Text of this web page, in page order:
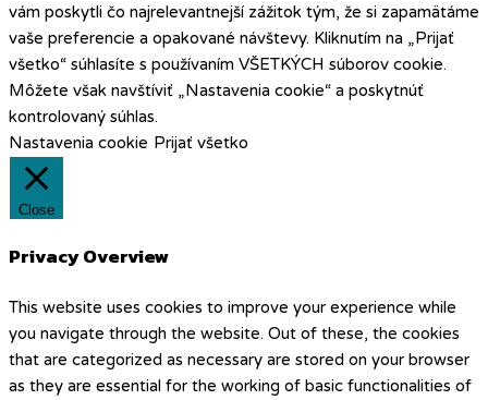
vám poskytli čo najrelevantnejší zážitok tým, že si zapamätáme
vaše preferencie a opakované návštevy. Kliknutím na „Prijať
všetko“ súhlasíte s používaním VŠETKÝCH súborov cookie.
Môžete však navštíviť „Nastavenia cookie“ a poskytnúť
kontrolovaný súhlas.
Nastavenia cookie Prijať všetko
Close
Privacy Overview
This website uses cookies to improve your experience while
you navigate through the website. Out of these, the cookies
that are categorized as necessary are stored on your browser
as they are essential for the working of basic functionalities of